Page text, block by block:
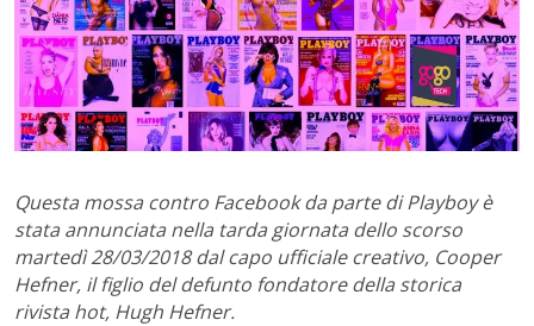
Questa mossa contro Facebook da parte di Playboy è
stata annunciata nella tarda giornata dello scorso
martedì 28/03/2018 dal capo ufficiale creativo, Cooper
Hefner, il figlio del defunto fondatore della storica
rivista hot, Hugh Hefner.